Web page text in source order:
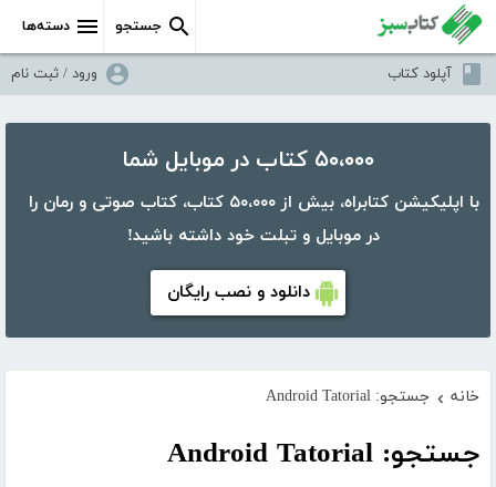
دسته‌ها جستجو
آپلود کتاب ورود / ثبت نام
۵۰،۰۰۰ کتاب در موبایل شما
با اپلیکیشن کتابراه، بیش از ۵۰،۰۰۰ کتاب، کتاب صوتی و رمان را
در موبایل و تبلت خود داشته باشید!
دانلود و نصب رایگان
خانه › جستجو: Android Tatorial
جستجو: Android Tatorial